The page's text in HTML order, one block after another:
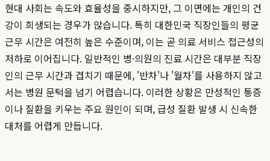
현대 사회는 속도와 효율성을 중시하지만, 그 이면에는 개인의 건
강이 희생되는 경우가 많습니다. 특히 대한민국 직장인들의 평균
근무 시간은 여전히 높은 수준이며, 이는 곧 의료 서비스 접근성의
저하로 이어집니다. 일반적인 병·의원의 진료 시간은 대부분 직장
인의 근무 시간과 겹치기 때문에, '반차'나 '월차'를 사용하지 않고
서는 병원 문턱을 넘기 어렵습니다. 이러한 상황은 만성적인 통증
이나 질환을 키우는 주요 원인이 되며, 급성 질환 발생 시 신속한
대처를 어렵게 만듭니다.